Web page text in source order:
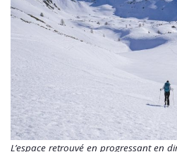
L’espace retrouvé en progressant en